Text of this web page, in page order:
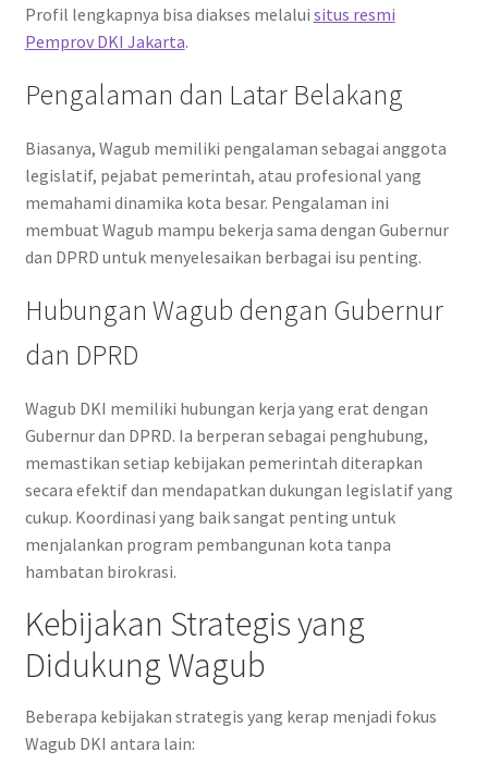
Profil lengkapnya bisa diakses melalui situs resmi
Pemprov DKI Jakarta.
Pengalaman dan Latar Belakang
Biasanya, Wagub memiliki pengalaman sebagai anggota
legislatif, pejabat pemerintah, atau profesional yang
memahami dinamika kota besar. Pengalaman ini
membuat Wagub mampu bekerja sama dengan Gubernur
dan DPRD untuk menyelesaikan berbagai isu penting.
Hubungan Wagub dengan Gubernur
dan DPRD
Wagub DKI memiliki hubungan kerja yang erat dengan
Gubernur dan DPRD. Ia berperan sebagai penghubung,
memastikan setiap kebijakan pemerintah diterapkan
secara efektif dan mendapatkan dukungan legislatif yang
cukup. Koordinasi yang baik sangat penting untuk
menjalankan program pembangunan kota tanpa
hambatan birokrasi.
Kebijakan Strategis yang
Didukung Wagub
Beberapa kebijakan strategis yang kerap menjadi fokus
Wagub DKI antara lain: